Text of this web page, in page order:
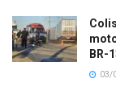
BR-
03/